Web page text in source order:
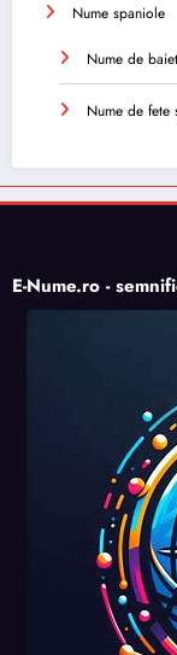
Nume spaniole
Nume de
Nume de fete
E-Nume.ro -